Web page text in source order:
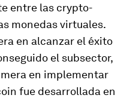
entre las crypto-
monedas virtuales.
en alcanzar el éxito
el subsector,
en implementar
fue desarrollada en